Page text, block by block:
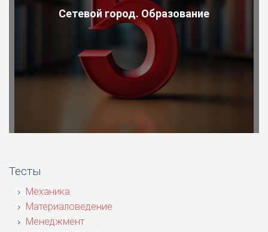
Сетевой город. Образование
Тесты
Механика
Материаловедение
Менеджмент